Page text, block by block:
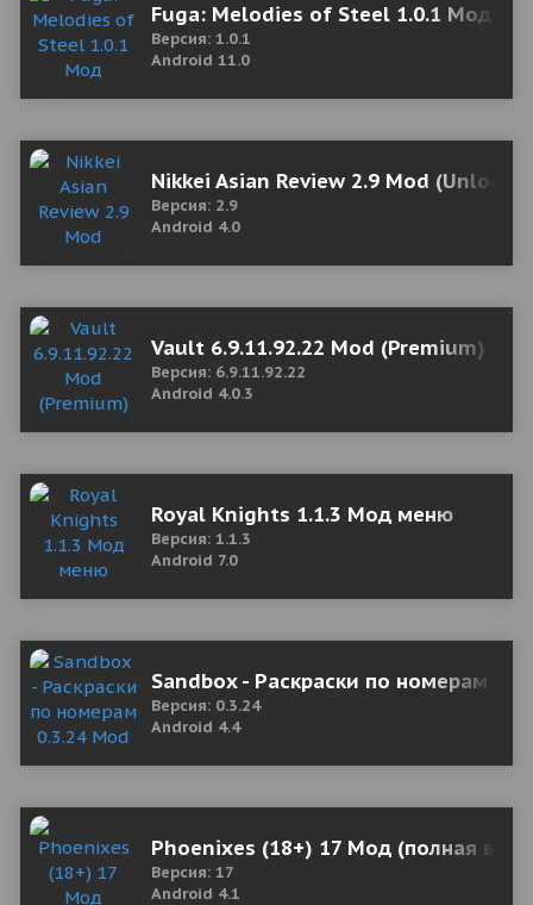
Fuga: Melodies of Steel 1.0.1 Мод
Версия: 1.0.1
Android 11.0
Nikkei Asian Review 2.9 Mod
Версия: 2.9
Android 4.0
Vault 6.9.11.92.22 Mod (Premium)
Версия: 6.9.11.92.22
Android 4.0.3
Royal Knights 1.1.3 Мод меню
Версия: 1.1.3
Android 7.0
Sandbox - Раскраски по номерам
Версия: 0.3.24
Android 4.4
Phoenixes (18+) 17 Мод (полная
Версия: 17
Android 4.1